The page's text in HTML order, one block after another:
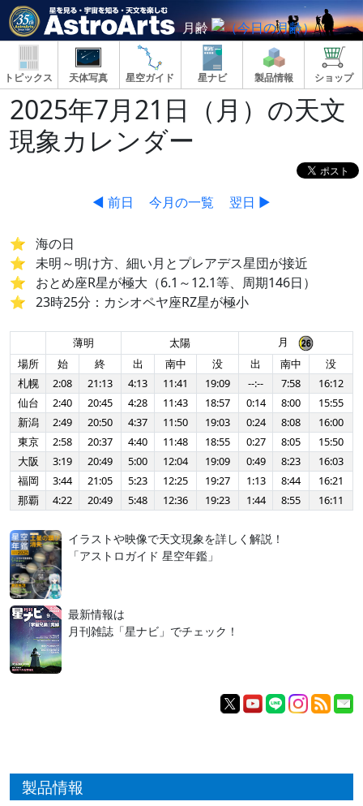
月齢
トピックス 天体写真 星空ガイド 星ナビ 製品情報 ショップ
2025年7月21日（月）の天文
現象カレンダー
◀ 前日 今月の一覧 翌日 ▶
海の日
未明～明け方、細い月とプレアデス星団が接近
おとめ座R星が極大（6.1～12.1等、周期146日）
23時25分：カシオペヤ座RZ星が極小
薄明 太陽
月
場所
始 終 出 南中 没 出 南中
没
札幌
2:08 21:13 4:13 11:41 19:09 --:-- 7:58
16:12
仙台
2:40 20:45 4:28 11:43 18:57 0:14 8:00
15:55
新潟
2:49 20:50 4:37 11:50 19:03 0:24 8:08
16:00
東京
2:58 20:37 4:40 11:48 18:55 0:27 8:05
15:50
大阪
3:19 20:49 5:00 12:04 19:09 0:49 8:23
16:03
福岡
3:44 21:05 5:23 12:25 19:27 1:13 8:44
16:21
那覇
4:22 20:49 5:48 12:36 19:23 1:44 8:55 16:11
イラストや映像で天文現象を詳しく解説！
「アストロガイド 星空年鑑」
最新情報は
月刊雑誌「星ナビ」でチェック！
製品情報